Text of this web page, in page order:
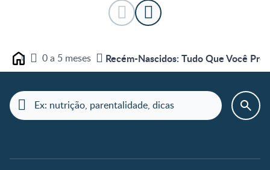
Home 0 a 5 meses Recém-Nascidos: Tudo Que Você